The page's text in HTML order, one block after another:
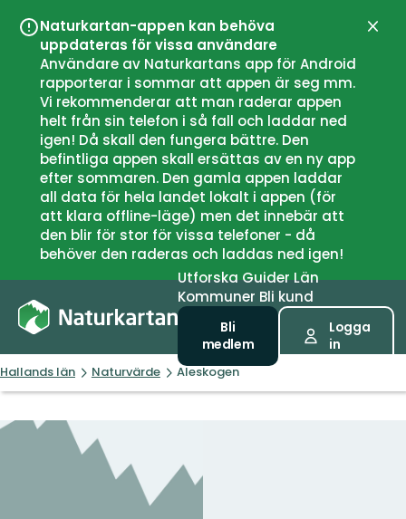
Naturkartan-appen kan behöva
uppdateras för vissa användare
Användare av Naturkartans app för Android
rapporterar i sommar att appen är seg mm.
Vi rekommenderar att man raderar appen
helt från sin telefon i så fall och laddar ned
igen! Då skall den fungera bättre. Den
befintliga appen skall ersättas av en ny app
efter sommaren. Den gamla appen laddar
all data för hela landet lokalt i appen (för
att klara offline-läge) men det innebär att
den blir för stor för vissa telefoner - då
behöver den raderas och laddas ned igen!
UtforskaGuiderLän
Kommuner Bli kund
Bli
medlem
Logga
in
Hallands län Naturvärde Aleskogen